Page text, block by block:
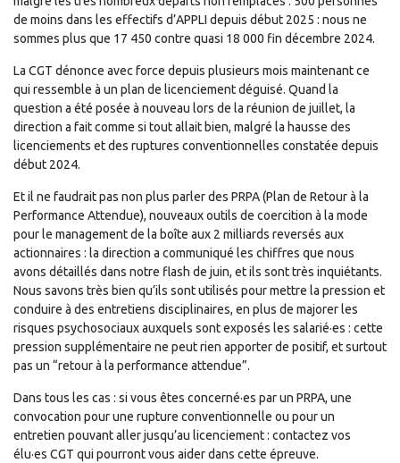
de moins dans les effectifs d’APPLI depuis début 2025 : nous ne
sommes plus que 17 450 contre quasi 18 000 fin décembre 2024.
La CGT dénonce avec force depuis plusieurs mois maintenant ce
qui ressemble à un plan de licenciement déguisé. Quand la
question a été posée à nouveau lors de la réunion de juillet, la
direction a fait comme si tout allait bien, malgré la hausse des
licenciements et des ruptures conventionnelles constatée depuis
début 2024.
Et il ne faudrait pas non plus parler des PRPA (Plan de Retour à la
Performance Attendue), nouveaux outils de coercition à la mode
pour le management de la boîte aux 2 milliards reversés aux
actionnaires : la direction a communiqué les chiffres que nous
avons détaillés dans notre flash de juin, et ils sont très inquiétants.
Nous savons très bien qu’ils sont utilisés pour mettre la pression et
conduire à des entretiens disciplinaires, en plus de majorer les
risques psychosociaux auxquels sont exposés les salarié·es : cette
pression supplémentaire ne peut rien apporter de positif, et surtout
pas un “retour à la performance attendue”.
Dans tous les cas : si vous êtes concerné·es par un PRPA, une
convocation pour une rupture conventionnelle ou pour un
entretien pouvant aller jusqu’au licenciement : contactez vos
élu·es CGT qui pourront vous aider dans cette épreuve.